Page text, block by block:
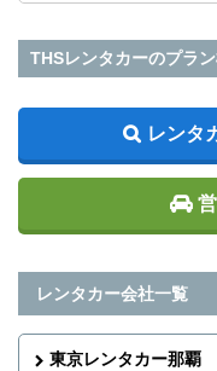
THSレンタカーのプラ
レンタ
レンタカー会社一覧
東京レンタカー那覇